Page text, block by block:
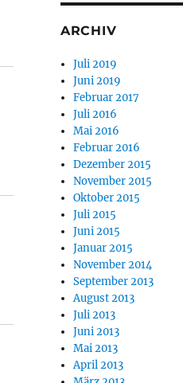
ARCHIV
Juli 2019
Juni 2019
Februar 2017
Juli 2016
Mai 2016
Februar 2016
Dezember 2015
November 2015
Oktober 2015
Juli 2015
Juni 2015
Januar 2015
November 2014
September 2013
August 2013
Juli 2013
Juni 2013
Mai 2013
April 2013